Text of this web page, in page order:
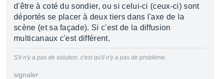
d'être à coté du sondier, ou si celui-ci (ceux-ci) sont
déportés se placer à deux tiers dans l'axe de la
scène (et sa façade). Si c'est de la diffusion
multicanaux c'est différent.
S'il n'y a pas de solution, c'est qu'il n'y a pas de problème.
signaler